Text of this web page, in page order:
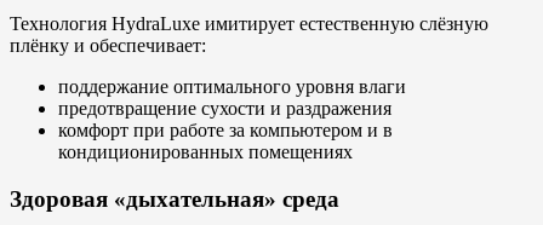
Технология HydraLuxe имитирует естественную слёзную
плёнку и обеспечивает:
поддержание оптимального уровня влаги
предотвращение сухости и раздражения
комфорт при работе за компьютером и в
кондиционированных помещениях
Здоровая «дыхательная» среда